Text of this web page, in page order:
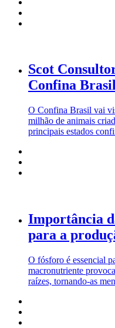
Scot
Confina
O Confina Brasil vai
milhão de animais
principais estados
Importância
para a
O fósforo é essencial
macronutriente
raízes, tornando-as